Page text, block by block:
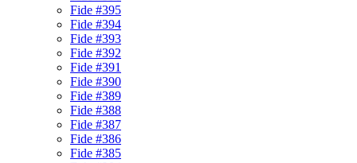
Fide #395
Fide #394
Fide #393
Fide #392
Fide #391
Fide #390
Fide #389
Fide #388
Fide #387
Fide #386
Fide #385